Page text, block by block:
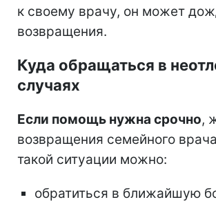
к своему врачу, он может
возвращения.
Куда обращаться в
случаях
Если помощь нужна срочно,
возвращения семейного
такой ситуации можно:
обратиться в ближайшую